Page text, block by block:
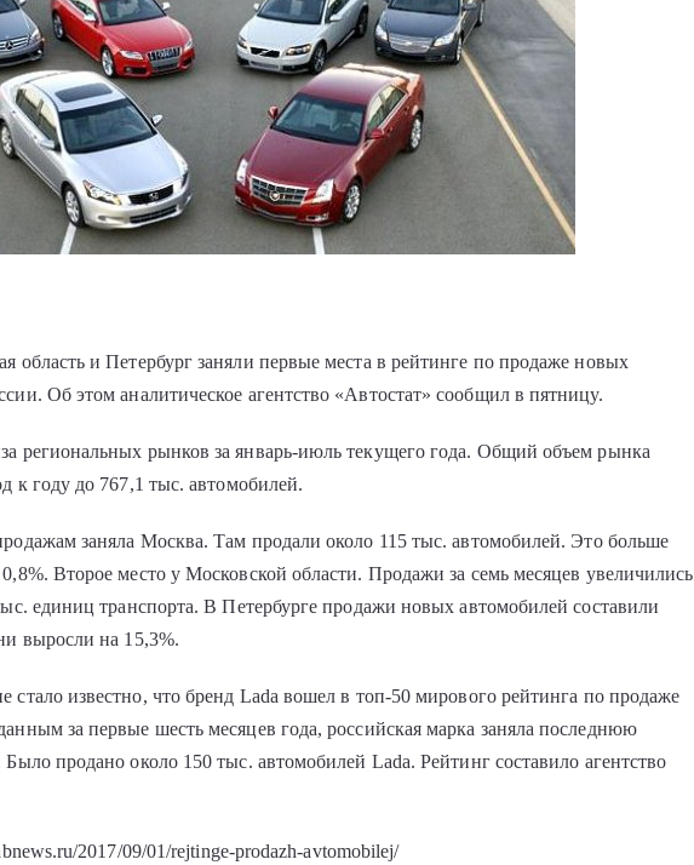
область и Петербург заняли первые места в рейтинге по продаже новых
Об этом аналитическое агентство «Автостат» сообщил в пятницу.
региональных рынков за январь-июль текущего года. Общий объем рынка
к году до 767,1 тыс. автомобилей.
заняла Москва. Там продали около 115 тыс. автомобилей. Это больше
Второе место у Московской области. Продажи за семь месяцев увеличились
единиц транспорта. В Петербурге продажи новых автомобилей составили
выросли на 15,3%.
стало известно, что бренд Lada вошел в топ-50 мирового рейтинга по продаже
за первые шесть месяцев года, российская марка заняла последнюю
Было продано около 150 тыс. автомобилей Lada. Рейтинг составило агентство
2017/09/01/rejtinge-prodazh-avtomobilej/